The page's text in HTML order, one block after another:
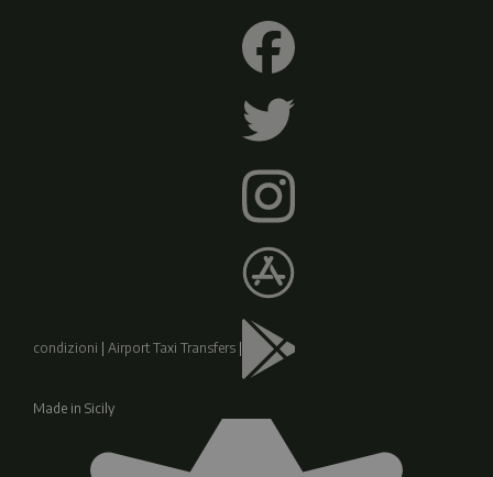
condizioni | Airport Taxi Transfers |
Made in Sicily